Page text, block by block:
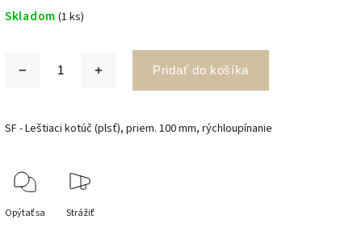
Skladom (1 ks)
Pridať do košíka
SF - Leštiaci kotúč (plsť), priem. 100 mm, rýchloupínanie
Opýtať sa Strážiť